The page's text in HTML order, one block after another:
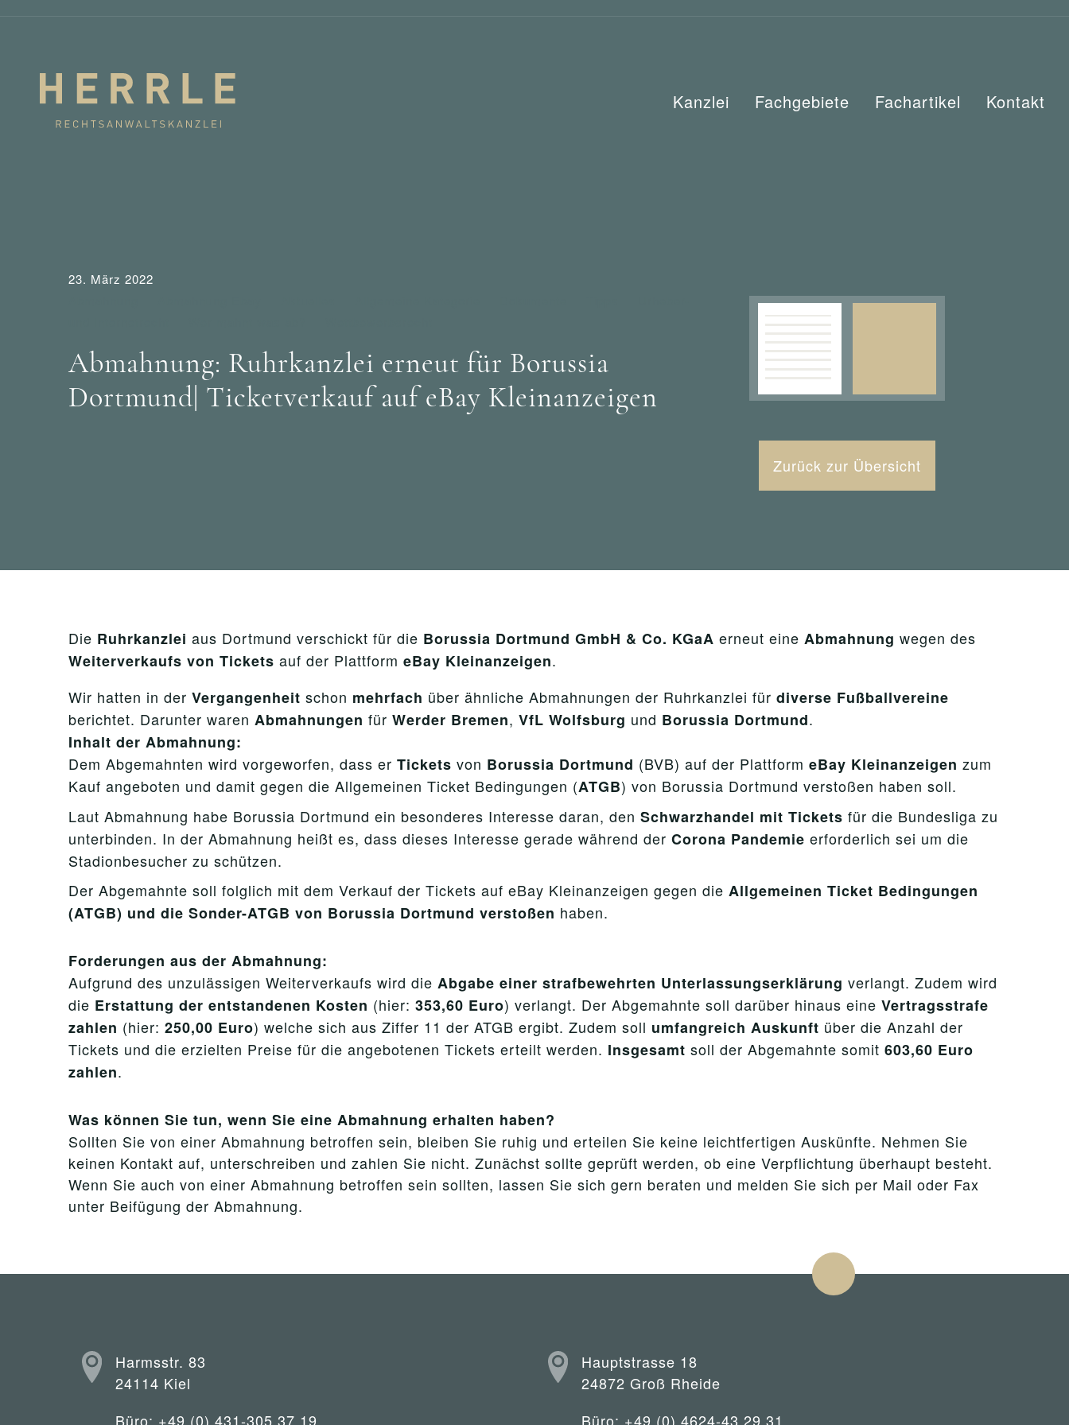
Kanzlei Fachgebiete Fachartikel Kontakt
23. März 2022
Abmahnung: Ruhrkanzlei erneut für Borussia
Dortmund| Ticketverkauf auf eBay Kleinanzeigen
Zurück zur Übersicht
Die Ruhrkanzlei aus Dortmund verschickt für die Borussia Dortmund GmbH & Co. KGaA erneut eine Abmahnung wegen des
Weiterverkaufs von Tickets auf der Plattform eBay Kleinanzeigen.
Wir hatten in der Vergangenheit schon mehrfach über ähnliche Abmahnungen der Ruhrkanzlei für diverse Fußballvereine
berichtet. Darunter waren Abmahnungen für Werder Bremen, VfL Wolfsburg und Borussia Dortmund.
Inhalt der Abmahnung:
Dem Abgemahnten wird vorgeworfen, dass er Tickets von Borussia Dortmund (BVB) auf der Plattform eBay Kleinanzeigen zum
Kauf angeboten und damit gegen die Allgemeinen Ticket Bedingungen (ATGB) von Borussia Dortmund verstoßen haben soll.
Laut Abmahnung habe Borussia Dortmund ein besonderes Interesse daran, den Schwarzhandel mit Tickets für die Bundesliga zu
unterbinden. In der Abmahnung heißt es, dass dieses Interesse gerade während der Corona Pandemie erforderlich sei um die
Stadionbesucher zu schützen.
Der Abgemahnte soll folglich mit dem Verkauf der Tickets auf eBay Kleinanzeigen gegen die Allgemeinen Ticket Bedingungen
(ATGB) und die Sonder-ATGB von Borussia Dortmund verstoßen haben.
Forderungen aus der Abmahnung:
Aufgrund des unzulässigen Weiterverkaufs wird die Abgabe einer strafbewehrten Unterlassungserklärung verlangt. Zudem wird
die Erstattung der entstandenen Kosten (hier: 353,60 Euro) verlangt. Der Abgemahnte soll darüber hinaus eine Vertragsstrafe
zahlen (hier: 250,00 Euro) welche sich aus Ziffer 11 der ATGB ergibt. Zudem soll umfangreich Auskunft über die Anzahl der
Tickets und die erzielten Preise für die angebotenen Tickets erteilt werden. Insgesamt soll der Abgemahnte somit 603,60 Euro
zahlen.
Was können Sie tun, wenn Sie eine Abmahnung erhalten haben?
Sollten Sie von einer Abmahnung betroffen sein, bleiben Sie ruhig und erteilen Sie keine leichtfertigen Auskünfte. Nehmen Sie
keinen Kontakt auf, unterschreiben und zahlen Sie nicht. Zunächst sollte geprüft werden, ob eine Verpflichtung überhaupt besteht.
Wenn Sie auch von einer Abmahnung betroffen sein sollten, lassen Sie sich gern beraten und melden Sie sich per Mail oder Fax
unter Beifügung der Abmahnung.
Harmsstr. 83
24114 Kiel
Büro: +49 (0) 431-305 37 19
Hauptstrasse 18
24872 Groß Rheide
Büro: +49 (0) 4624-43 29 31